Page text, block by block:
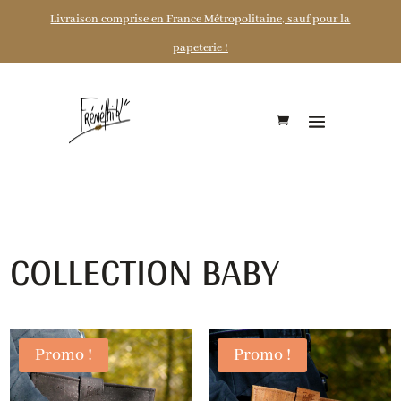
Livraison comprise en France Métropolitaine, sauf pour la
papeterie !
COLLECTION BABY
Promo ! Promo !